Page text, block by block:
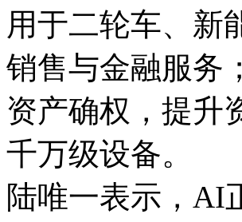
用于二轮车、新
销售与金融服务
资产确权，提升
千万级设备。
陆唯一表示，AI